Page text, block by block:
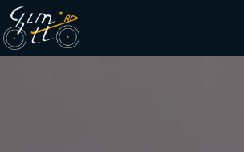
Panneau de gestion des cookies